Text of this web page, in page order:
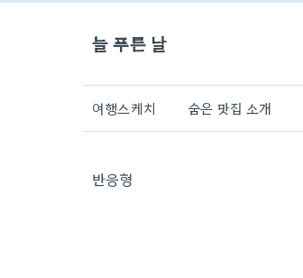
늘 푸른 날
여행스케치 숨은 맛집 소개
반응형